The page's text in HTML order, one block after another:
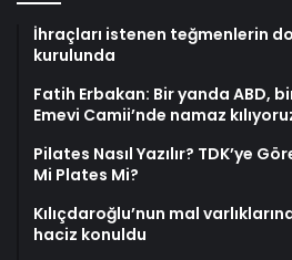
İhraçları istenen teğmenlerin
kurulunda
Fatih Erbakan: Bir yanda ABD,
Emevi Camii’nde namaz
Pilates Nasıl Yazılır? TDK’ye
Mi Plates Mi?
Kılıçdaroğlu’nun mal
haciz konuldu